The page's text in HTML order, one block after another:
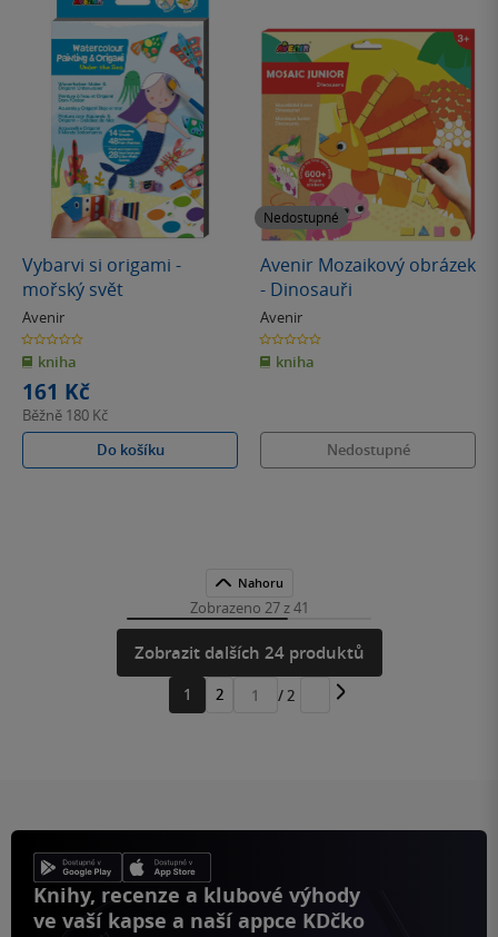
Vybarvi si origami -
mořský svět
Avenir
0.0
z
5
hvězdiček
kniha
161 Kč
Běžně 180 Kč
Do košíku
Nedostupné
Avenir Mozaikový obrázek
- Dinosauři
Avenir
0.0
z
5
hvězdiček
kniha
Nedostupné
Nahoru
Zobrazeno 27 z 41
Zobrazit dalších 24 produktů
1 2
Přejít
/ 2
Knihy, recenze a klubové výhody
ve vaší kapse a naší appce KDčko